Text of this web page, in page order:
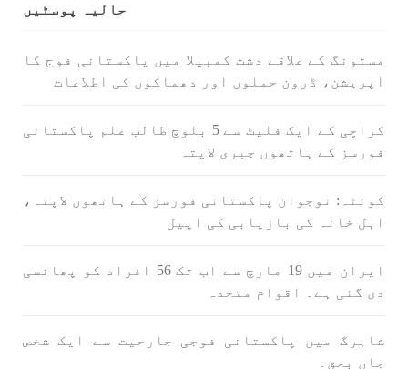
حالیہ پوسٹیں
مستونگ کے علاقے دشت کمبیلا میں پاکستانی فوج کا
آپریشن، ڈرون حملوں اور دھماکوں کی اطلاعات
کراچی کے ایک فلیٹ سے 5 بلوچ طالب علم پاکستانی
فورسز کے ہاتھوں جبری لاپتہ
کوئٹہ: نوجوان پاکستانی فورسز کے ہاتھوں لاپتہ،
اہل خانہ کی بازیابی کی اپیل
ایران میں 19 مارچ سے اب تک 56 افراد کو پھانسی
دی گئی ہے۔ اقوام متحدہ
شاہرگ میں پاکستانی فوجی جارحیت سے ایک شخص
جاں بحق۔